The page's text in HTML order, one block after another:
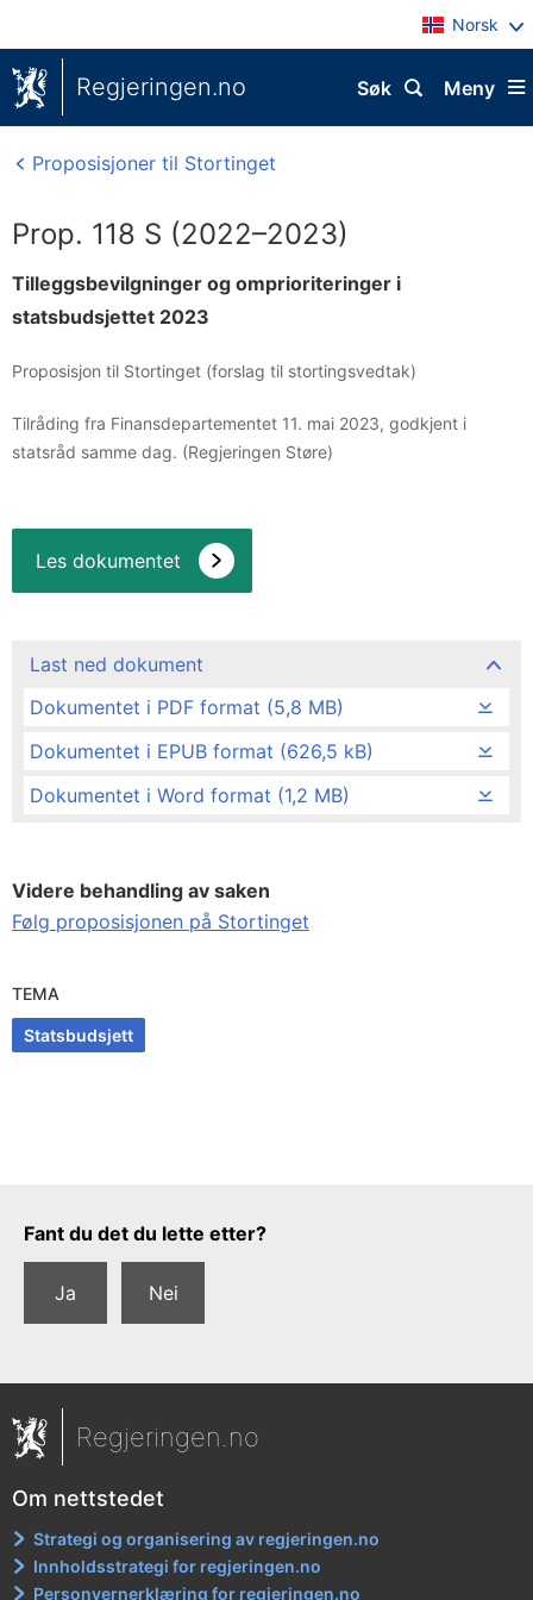
Norsk
Regjeringen.no Meny
Søk
Proposisjoner til Stortinget
Prop. 118 S (2022–2023)
Tilleggsbevilgninger og omprioriteringer i
statsbudsjettet 2023
Proposisjon til Stortinget (forslag til stortingsvedtak)
Tilråding fra Finansdepartementet 11. mai 2023, godkjent i
statsråd samme dag. (Regjeringen Støre)
Les dokumentet
Last ned dokument
Dokumentet i PDF format (5,8 MB)
Dokumentet i EPUB format (626,5 kB)
Dokumentet i Word format (1,2 MB)
Videre behandling av saken
Følg proposisjonen på Stortinget
TEMA
Statsbudsjett
Tilbakemeldingsskjema
Fant du det du lette etter?
Ja Nei
Regjeringen.no
Om nettstedet
Strategi og organisering av regjeringen.no
Innholdsstrategi for regjeringen.no
Personvernerklæring for regjeringen.no